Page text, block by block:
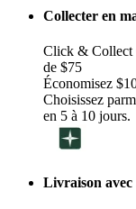
Collecter en
Click & Collect
de $75
Économisez
Choisissez
en 5 à 10 jours.
Livraison